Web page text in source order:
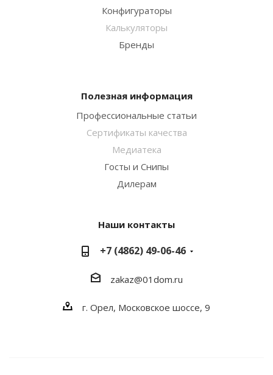
Конфигураторы
Калькуляторы
Бренды
Полезная информация
Профессиональные статьи
Сертификаты качества
Медиатека
Госты и Снипы
Дилерам
Наши контакты
+7 (4862) 49-06-46
zakaz@01dom.ru
г. Орел, Московское шоссе, 9